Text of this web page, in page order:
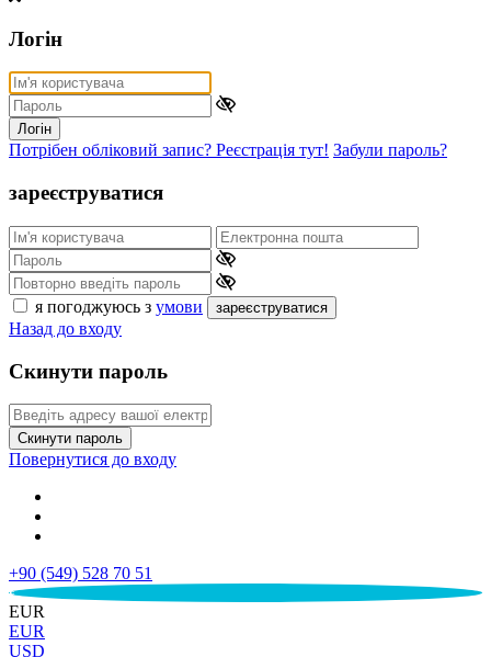
Логін
Логін
Потрібен обліковий запис? Реєстрація тут! Забули пароль?
зареєструватися
я погоджуюсь з умови зареєструватися
Назад до входу
Скинути пароль
Скинути пароль
Повернутися до входу
+90 (549) 528 70 51
€
EUR
EUR
USD